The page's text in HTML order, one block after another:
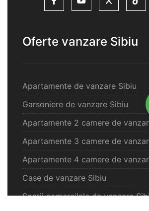
Oferte vanzare Sibiu
Apartamente de vanzare Sibiu
Garsoniere de vanzare Sibiu
Apartamente 2 camere de
Apartamente 3 camere de
Apartamente 4 camere de
Case de vanzare Sibiu
Spatii comercilale de vanzare